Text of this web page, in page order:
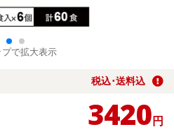
プで拡大表示
税込･送料込
3420円